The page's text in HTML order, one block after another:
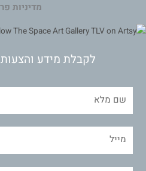
מדיניות
לקבלת מידע